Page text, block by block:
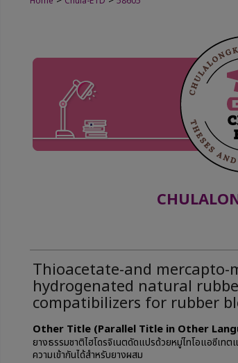
Thioacetate-and mercapto-
hydrogenated natural
compatibilizers for rubber
Other Title (Parallel Title in Other
ยางธรรมชาติไฮโดรจิเนตดัดแปรด้วยหมู่ไทโอแอซีเทต
ความเข้ากันได้สำหรับยางผสม